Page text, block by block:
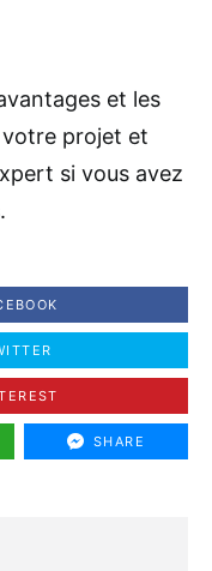
et les
projet et
si vous avez
SHARE